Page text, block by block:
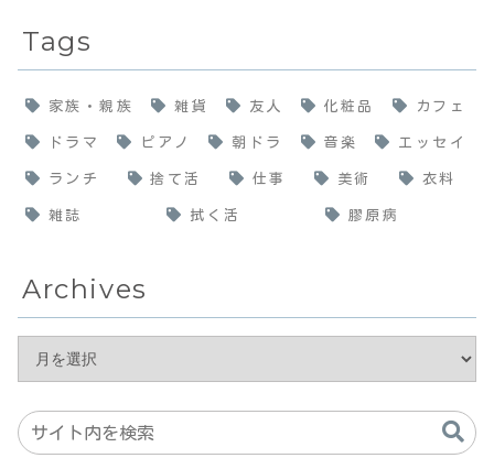
Tags
家族・親族 雑貨 友人 化粧品 カフェ
ドラマ ピアノ 朝ドラ 音楽 エッセイ
ランチ 捨て活 仕事 美術 衣料
雑誌 拭く活 膠原病
Archives